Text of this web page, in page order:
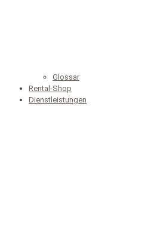
Glossar
Rental-Shop
Dienstleistungen